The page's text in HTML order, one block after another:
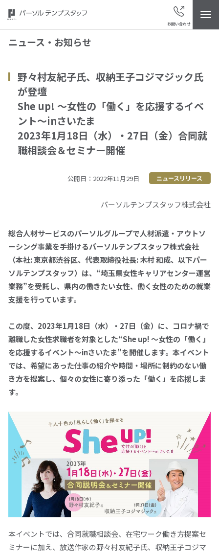
お問い合わせ
トップ
パーソルテンプスタッフについて
ニュース・お知らせ
拠点一覧
パーソルテンプスタッフへの
平日 9:00 - 18:00
仕事をお探しの方 企業のご担当の方
採用情報
閉じる
ニュース・お知らせ
野々村友紀子氏、収納王子コジマジック氏
が登壇
She up! ～女性の「働く」を応援するイベ
ント～inさいたま
2023年1月18日（水）・27日（金）合同就
職相談会＆セミナー開催
公開日：2022年11月29日 ニュースリリース
パーソルテンプスタッフ株式会社
総合人材サービスのパーソルグループで人材派遣・アウトソ
ーシング事業を手掛けるパーソルテンプスタッフ株式会社
（本社:東京都渋谷区、代表取締役社長:木村 和成、以下パー
ソルテンプスタッフ）は、“埼玉県女性キャリアセンター運営
業務”を受託し、県内の働きたい女性、働く女性のための就業
支援を行っています。
この度、 2023年1月18日（水）・ 27日（金）に、コロナ禍で
離職した女性求職者を対象とした“She up!～女性の「働く」
を応援するイベント～inさいたま”を開催します。本イベント
では、希望にあった仕事の紹介や時間・場所に制約のない働
き方を提案し、個々の女性に寄り添った「働く」を応援しま
す。
本イベントでは、合同就職相談会、在宅ワーク働き方提案セ
ミナーに加え、放送作家の野々村友紀子氏、収納王子コジマ